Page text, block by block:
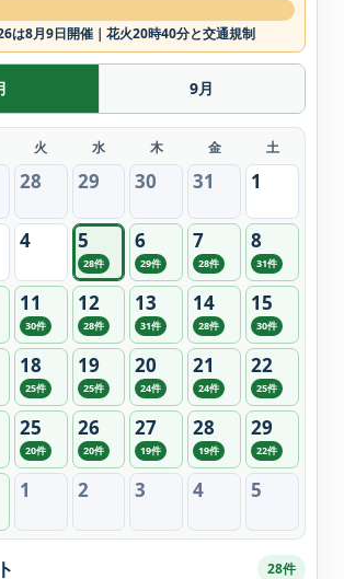
は8月9日開催｜花火20時40分と交通規制
9月
火 水 木 金 土
28 29 30 31 1
4 5
28件
6
29件
7
28件
8
31件
11
30件
12
28件
13
31件
14
28件
15
30件
18
25件
19
25件
20
24件
21
24件
22
25件
25
20件
26
20件
27
19件
28
19件
29
22件
1 2 3 4 5
28件